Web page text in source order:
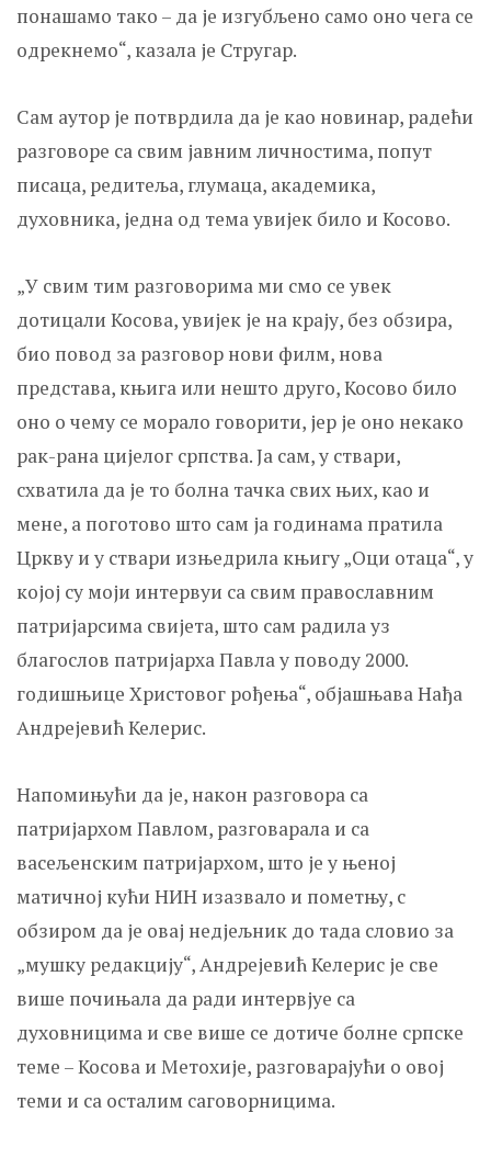
понашамо тако – да је изгубљено само оно чега се
одрекнемо“, казала је Стругар.
Сам аутор је потврдила да је као новинар, радећи
разговоре са свим јавним личностима, попут
писаца, редитеља, глумаца, академика,
духовника, једна од тема увијек било и Косово.
„У свим тим разговорима ми смо се увек
дотицали Косова, увијек је на крају, без обзира,
био повод за разговор нови филм, нова
представа, књига или нешто друго, Косово било
оно о чему се морало говорити, јер је оно некако
рак-рана цијелог српства. Ја сам, у ствари,
схватила да је то болна тачка свих њих, као и
мене, а поготово што сам ја годинама пратила
Цркву и у ствари изњедрила књигу „Оци отаца“, у
којој су моји интервуи са свим православним
патријарсима свијета, што сам радила уз
благослов патријарха Павла у поводу 2000.
годишњице Христовог рођења“, објашњава Нађа
Андрејевић Келерис.
Напомињући да је, након разговора са
патријархом Павлом, разговарала и са
васељенским патријархом, што је у њеној
матичној кући НИН изазвало и пометњу, с
обзиром да је овај недјељник до тада словио за
„мушку редакцију“, Андрејевић Келерис је све
више почињала да ради интервјуе са
духовницима и све више се дотиче болне српске
теме – Косова и Метохије, разговарајући о овој
теми и са осталим саговорницима.